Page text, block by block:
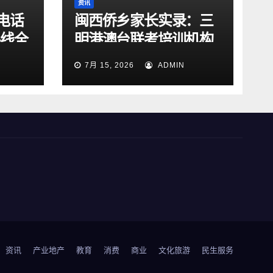
话
全
资讯
闽西侨乡家长实录：三
明港澳台联考培训机构
稀缺，跨城广州怎么
7月 15, 2026 ADMIN
资讯 产业地产 教育 消费 商业 文化旅游 民生服务